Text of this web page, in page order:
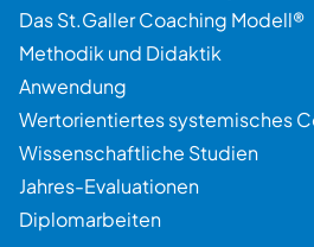
Das St.Galler Coaching Modell®
Methodik und Didaktik
Anwendung
Wertorientiertes systemisches
Wissenschaftliche Studien
Jahres-Evaluationen
Diplomarbeiten